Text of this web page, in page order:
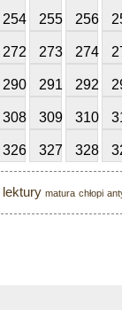
254 255 256
272 273 274
290 291 292
308 309 310
326 327 328
lektury matura chłopi